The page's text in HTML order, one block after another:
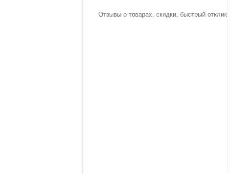
Отзывы о товарах, скидки, быстрый отклик!